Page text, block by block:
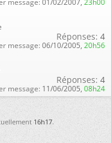
message: 01/02/2007, 23h00
Réponses: 4
message: 06/10/2005, 20h56
Réponses: 4
message: 11/06/2005, 08h24
16h17.